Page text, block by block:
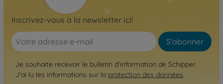
Inscrivez-vous à la newsletter ici!
S'abonner
Je souhaite recevoir le bulletin d'information de Schipper.
J'ai lu les informations sur la protection des données.